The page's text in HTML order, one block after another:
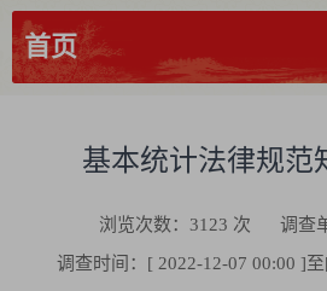
首页
基本统计法律规范
浏览次数： 3123 次
调查
调查时间：[ 2022-12-07 00:00 ]